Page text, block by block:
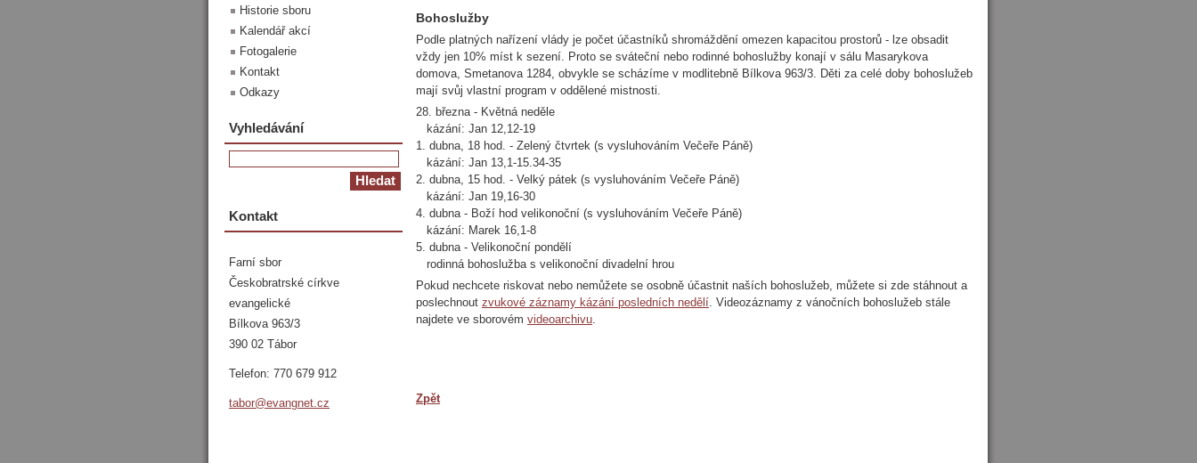
Bohoslužby
Podle platných nařízení vlády je počet účastníků shromáždění omezen kapacitou prostorů - lze obsadit
vždy jen 10% míst k sezení. Proto se sváteční nebo rodinné bohoslužby konají v sálu Masarykova
domova, Smetanova 1284, obvykle se scházíme v modlitebně Bílkova 963/3. Děti za celé doby bohoslužeb
mají svůj vlastní program v oddělené mistnosti.
28. března - Květná neděle
kázání: Jan 12,12-19
1. dubna, 18 hod. - Zelený čtvrtek (s vysluhováním Večeře Páně)
kázání: Jan 13,1-15.34-35
2. dubna, 15 hod. - Velký pátek (s vysluhováním Večeře Páně)
kázání: Jan 19,16-30
4. dubna - Boží hod velikonoční (s vysluhováním Večeře Páně)
kázání: Marek 16,1-8
5. dubna - Velikonoční pondělí
rodinná bohoslužba s velikonoční divadelní hrou
Pokud nechcete riskovat nebo nemůžete se osobně účastnit naších bohoslužeb, můžete si zde stáhnout a
poslechnout zvukové záznamy kázání posledních nedělí. Videozáznamy z vánočních bohoslužeb stále
najdete ve sborovém videoarchivu.
Zpět
Historie sboru
Kalendář akcí
Fotogalerie
Kontakt
Odkazy
Vyhledávání
Kontakt
Farní sbor
Českobratrské církve
evangelické
Bílkova 963/3
390 02 Tábor
Telefon: 770 679 912
tabor@evangnet.cz